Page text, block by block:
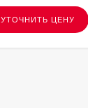
УТОЧНИТЬ ЦЕНУ